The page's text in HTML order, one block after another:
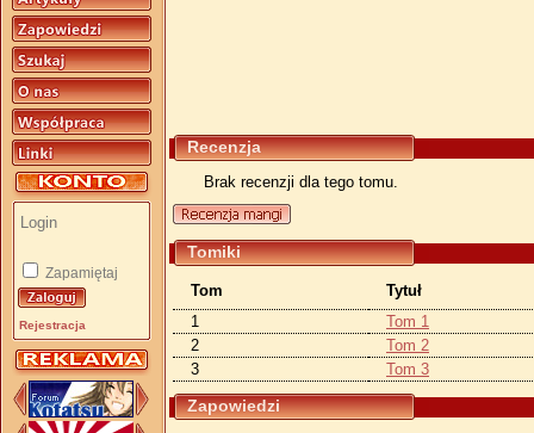
Zapamiętaj
Rejestracja
Recenzja
Brak recenzji dla tego tomu.
Tomiki
Tom
Tytuł
1
Tom 1
2
Tom 2
3
Tom 3
Zapowiedzi